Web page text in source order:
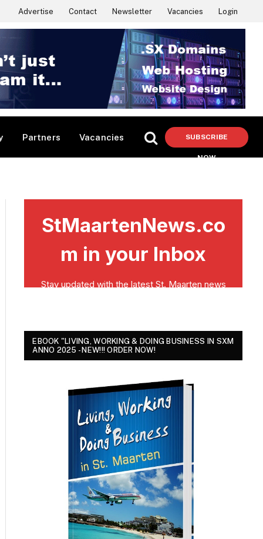
Advertise Contact Newsletter Vacancies Login
Partners Vacancies SUBSCRIBE
NOW
EBOOK "LIVING, WORKING & DOING BUSINESS IN SXM
ANNO 2025 - NEW!!! ORDER NOW!